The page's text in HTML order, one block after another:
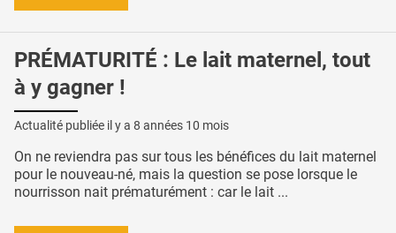
PRÉMATURITÉ : Le lait maternel, tout
à y gagner !
Actualité publiée il y a 8 années 10 mois
On ne reviendra pas sur tous les bénéfices du lait maternel
pour le nouveau-né, mais la question se pose lorsque le
nourrisson nait prématurément : car le lait ...